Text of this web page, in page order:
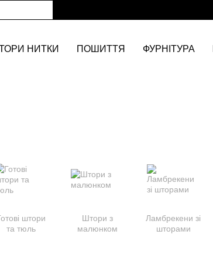
НИТКИ ПОШИТТЯ ФУРНІТУРА
штори
та тюль
Штори з
малюнком
Ламбрекени зі
шторами